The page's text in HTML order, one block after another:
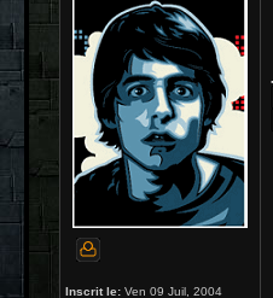
Inscrit le: Ven 09 Juil, 2004